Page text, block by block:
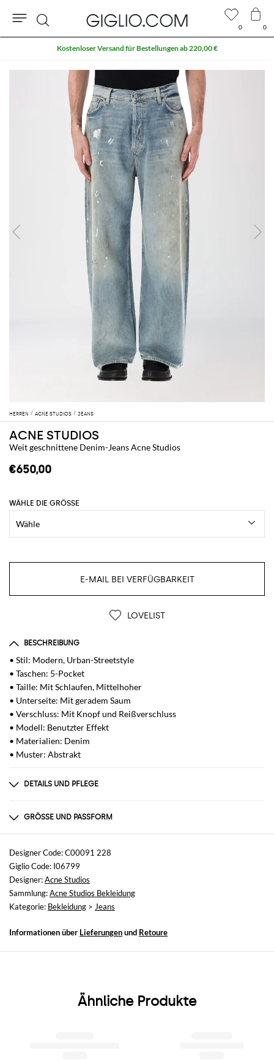
HERREN ACNE STUDIOS JEANS
ACNE STUDIOS
Weit geschnittene Denim-Jeans Acne Studios
€650,00
WÄHLE DIE GRÖSSE
E-MAIL BEI VERFÜGBARKEIT
LOVELIST
BESCHREIBUNG
• Stil: Modern, Urban-Streetstyle
• Taschen: 5-Pocket
• Taille: Mit Schlaufen, Mittelhoher
• Unterseite: Mit geradem Saum
• Verschluss: Mit Knopf und Reißverschluss
• Modell: Benutzter Effekt
• Materialien: Denim
• Muster: Abstrakt
DETAILS UND PFLEGE
60% organic cotton 40% lyocell
GRÖSSE UND PASSFORM
Größen
nicht verfügbar
Größe und Passform
Schmales Bein
Designer Code: C00091 228
Giglio Code: I06799
Designer:Acne Studios
Sammlung:Acne Studios Bekleidung
Kategorie: Bekleidung > Jeans
Informationen über Lieferungenund Retoure
Ähnliche Produkte
0 0
Suche
Kostenloser Versand für Bestellungen ab 220,00 €